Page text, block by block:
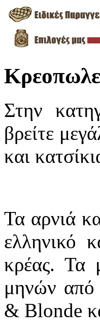
Στην
βρείτε
και
Τα αρνιά
ελληνικό
κρέας. Τα
μηνών από
& Blonde